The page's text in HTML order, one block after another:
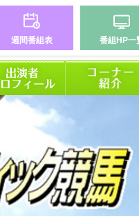
週間番組表 番組HP一